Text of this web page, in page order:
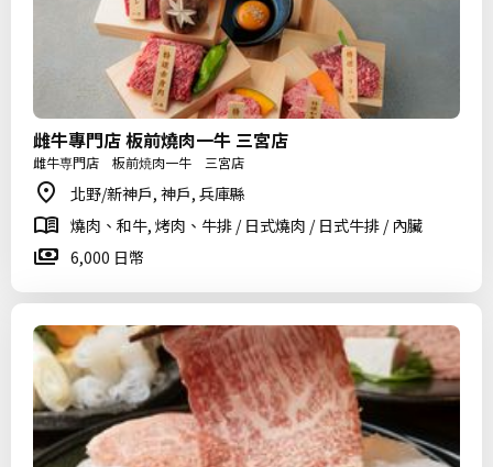
雌牛專門店 板前燒肉一牛 三宮店
雌牛専門店 板前焼肉一牛 三宮店
北野/新神戶, 神戶, 兵庫縣
燒肉、和牛, 烤肉、牛排 / 日式燒肉 / 日式牛排 / 內臟
6,000 日幣